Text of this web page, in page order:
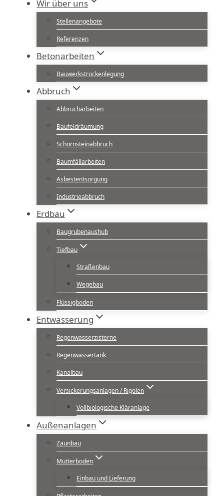
Wir über uns
Stellenangebote
Referenzen
Betonarbeiten
Bauwerkstrockenlegung
Abbruch
Abbrucharbeiten
Baufeldräumung
Schornsteinabbruch
Baumfällarbeiten
Asbestentsorgung
Industrieabbruch
Erdbau
Baugrubenaushub
Tiefbau
Straßenbau
Wegebau
Flüssigboden
Entwässerung
Regenwasserzisterne
Regenwassertank
Kanalbau
Versickerungsanlagen / Rigolen
Vollbiologische Kläranlage
Außenanlagen
Zaunbau
Mutterboden
Einbau und Lieferung